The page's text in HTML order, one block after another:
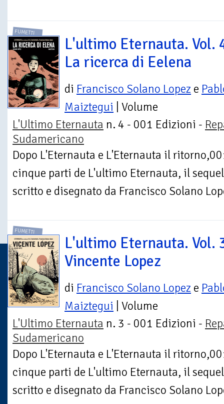
FUMETTI
L'ultimo Eternauta. Vol.
La ricerca di Eelena
di Francisco Solano Lopez e
Maiztegui | Volume
L'Ultimo Eternauta n. 4 - 001 Edizioni -
Sudamericano
Dopo L'Eternauta e L'Eternauta il
cinque parti de L'ultimo Eternauta, il
scritto e disegnato da Francisco Solano
FUMETTI
L'ultimo Eternauta. Vol.
Vincente Lopez
di Francisco Solano Lopez e
Maiztegui | Volume
L'Ultimo Eternauta n. 3 - 001 Edizioni -
Sudamericano
Dopo L'Eternauta e L'Eternauta il
cinque parti de L'ultimo Eternauta, il
scritto e disegnato da Francisco Solano